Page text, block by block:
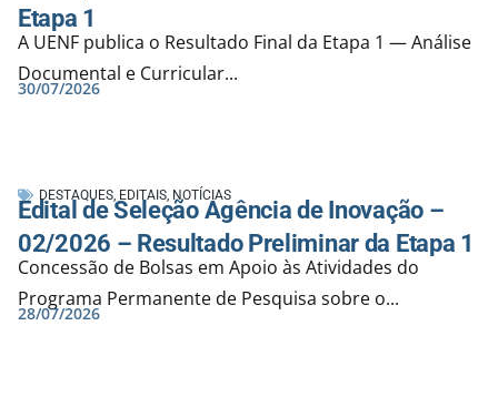
Etapa 1
A UENF publica o Resultado Final da Etapa 1 — Análise
Documental e Curricular...
30/07/2026
DESTAQUES, EDITAIS, NOTÍCIAS
Edital de Seleção Agência de Inovação –
02/2026 – Resultado Preliminar da Etapa 1
Concessão de Bolsas em Apoio às Atividades do
Programa Permanente de Pesquisa sobre o...
28/07/2026